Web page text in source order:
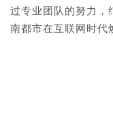
过专业团队的努力，
南都市在互联网时代